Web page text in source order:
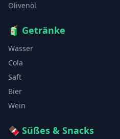
Olivenöl
🧃 Getränke
Wasser
Cola
Saft
Bier
Wein
🍫 Süßes & Snacks